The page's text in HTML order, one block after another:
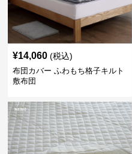
¥14,060 (税込)
布団カバー ふわもち格子キルト
敷布団